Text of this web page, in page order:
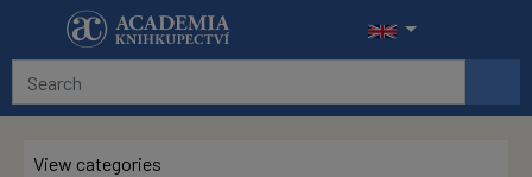
Skip to main content
View categories